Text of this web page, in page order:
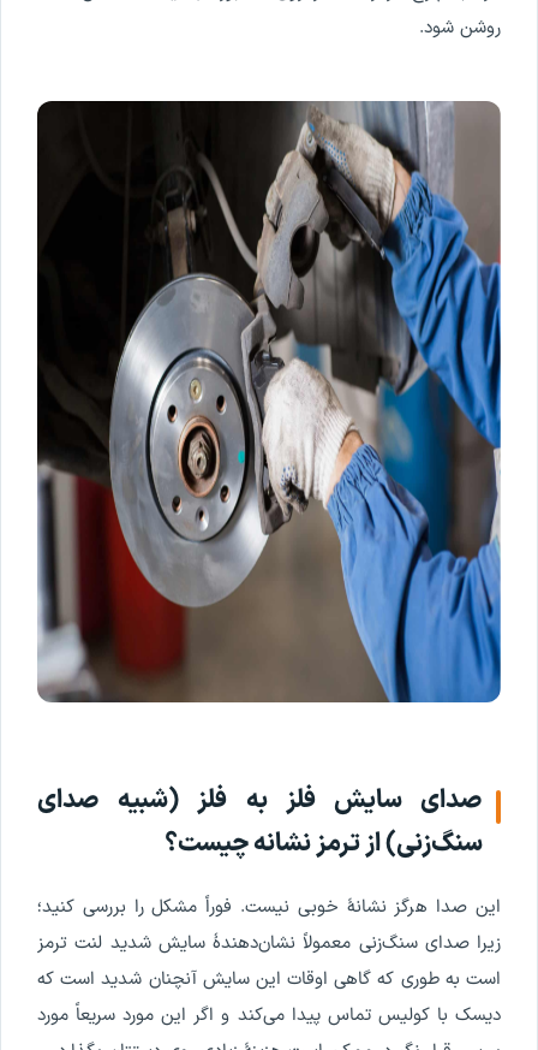
روشن شود.
صدای سایش فلز به فلز (شبیه صدای
سنگ‌زنی) از ترمز نشانه چیست؟
این صدا هرگز نشانۀ خوبی نیست. فوراً مشکل را بررسی کنید؛
زیرا صدای سنگ‌زنی معمولاً نشان‌دهندۀ سایش شدید لنت ترمز
است به طوری که گاهی اوقات این سایش آنچنان شدید است که
دیسک با کولیس تماس پیدا می‌کند و اگر این مورد سریعاً مورد